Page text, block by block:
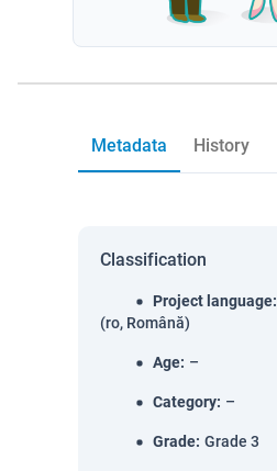
Metadata History
Classification
Project language:
(ro, Română)
Age: –
Category: –
Grade: Grade 3